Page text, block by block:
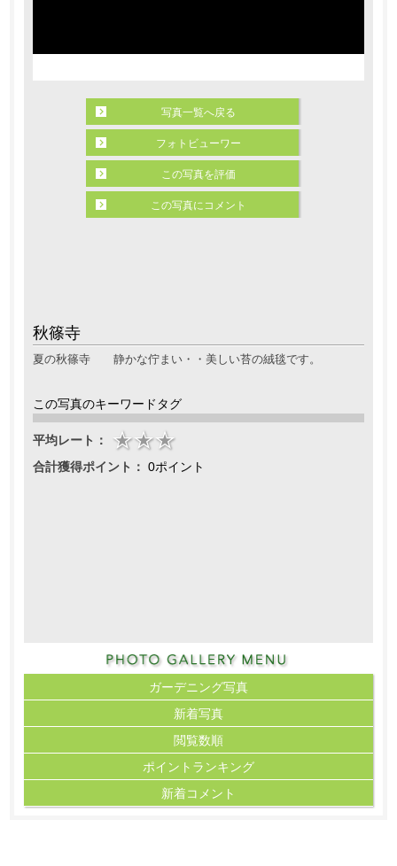
秋篠寺
夏の秋篠寺 静かな佇まい・・美しい苔の絨毯です。
この写真のキーワードタグ
平均レート：
合計獲得ポイント： 0ポイント
写真一覧へ戻る
フォトビューワー
この写真を評価
この写真にコメント
ガーデニング写真
新着写真
閲覧数順
ポイント ランキング
新着コメント